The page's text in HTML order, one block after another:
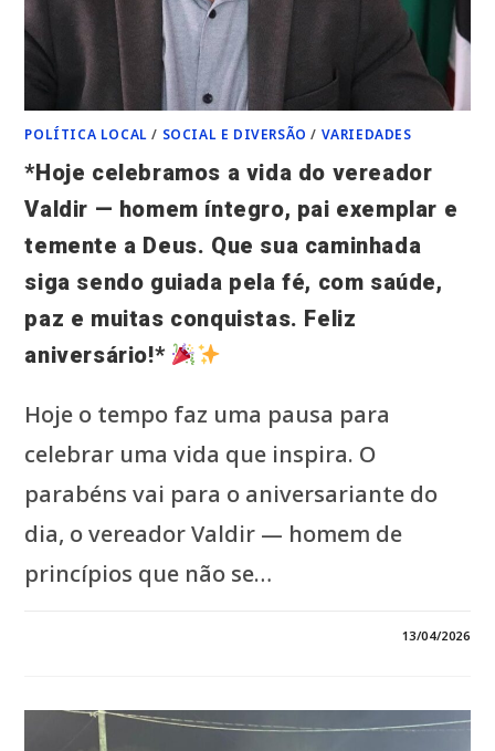
POLÍTICA LOCAL / SOCIAL E DIVERSÃO / VARIEDADES
*Hoje celebramos a vida do vereador
Valdir — homem íntegro, pai exemplar e
temente a Deus. Que sua caminhada
siga sendo guiada pela fé, com saúde,
paz e muitas conquistas. Feliz
aniversário!*
Hoje o tempo faz uma pausa para
celebrar uma vida que inspira. O
parabéns vai para o aniversariante do
dia, o vereador Valdir — homem de
princípios que não se…
DO
VEREADOR
VALDIR
13/04/2026